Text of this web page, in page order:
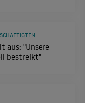
aus: "Unsere
bestreikt"